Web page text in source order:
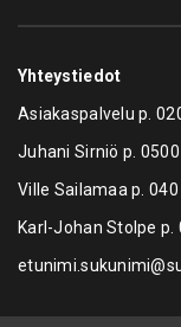
Yhteystiedot
Asiakaspalvelu p.
Juhani Sirniö p.
Ville Sailamaa p.040
Karl-Johan Stolpe p.